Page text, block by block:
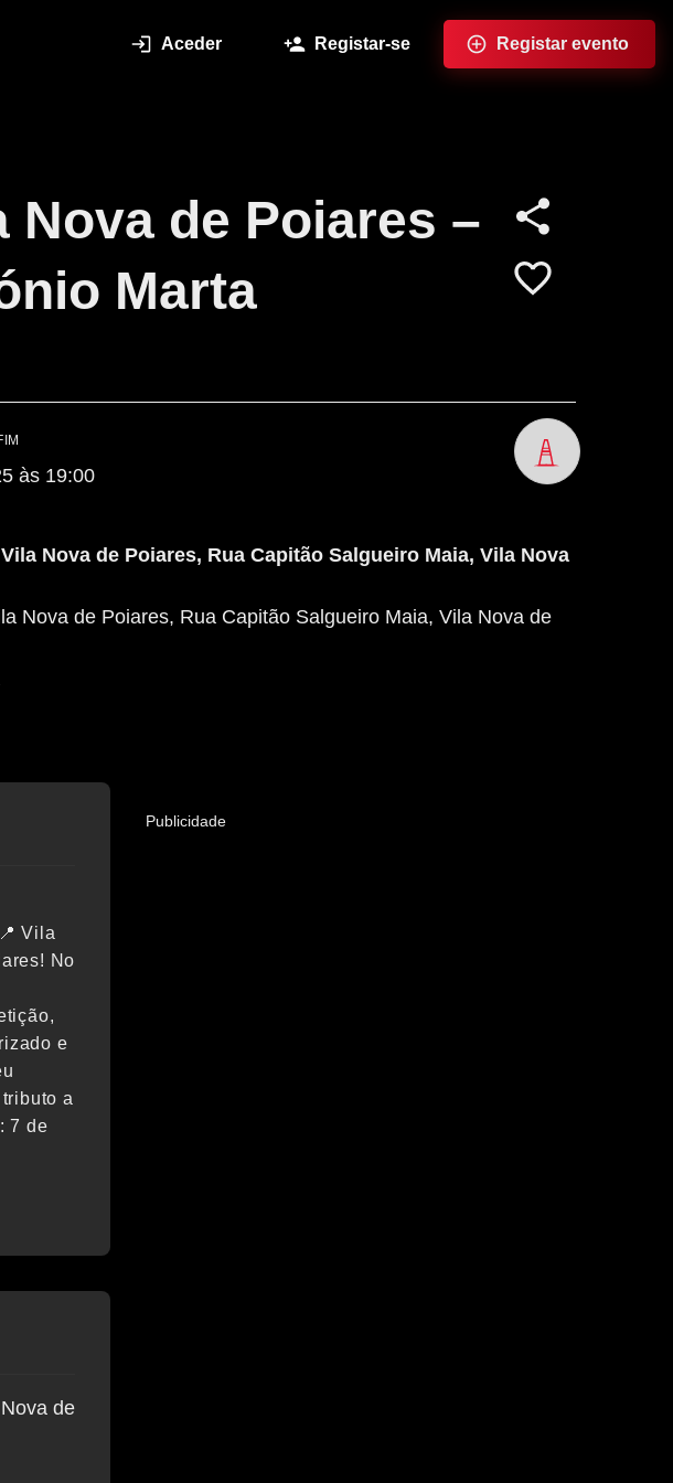
Aceder Registar-se Registar evento
Nova de Poiares –
Marta
às 19:00
Nova de Poiares, Rua Capitão Salgueiro Maia, Vila Nova
Nova de Poiares, Rua Capitão Salgueiro Maia, Vila Nova de
Vila
No
e
a
7 de
de
Publicidade